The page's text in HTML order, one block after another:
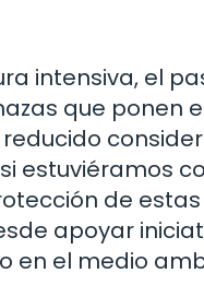
intensiva, el
que ponen
estuviéramos
de
apoyar
en el medio